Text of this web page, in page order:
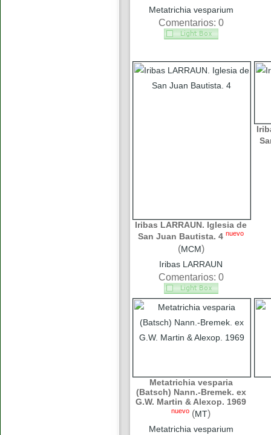
Metatrichia vesparium
Comentarios: 0
Iribas LARRAUN. Iglesia de
San Juan Bautista. 4 nuevo
(MCM)
Iribas LARRAUN
Comentarios: 0
Metatrichia vesparia
(Batsch) Nann.-Bremek. ex
G.W. Martin & Alexop. 1969
nuevo (MT)
Metatrichia vesparium